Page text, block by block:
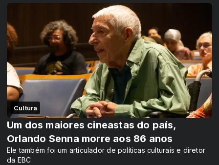
Cultura
Um dos maiores cineastas do país,
Orlando Senna morre aos 86 anos
Ele também foi um articulador de políticas culturais e diretor
da EBC